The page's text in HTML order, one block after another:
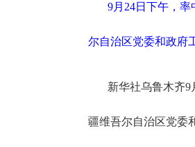
9月24日下午，
尔自治区党委和政府
新华社乌鲁木齐9
疆维吾尔自治区党委